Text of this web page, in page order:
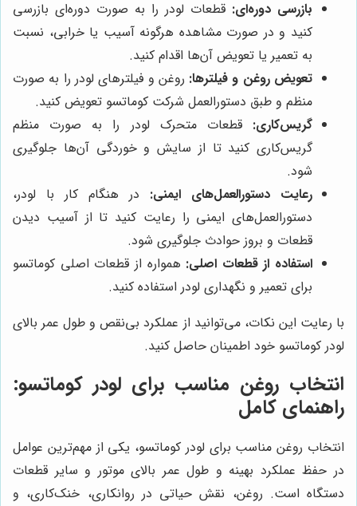
بازرسی دوره‌ای: قطعات لودر را به صورت دوره‌ای بازرسی
کنید و در صورت مشاهده هرگونه آسیب یا خرابی، نسبت
به تعمیر یا تعویض آن‌ها اقدام کنید.
تعویض روغن و فیلترها: روغن و فیلترهای لودر را به صورت
منظم و طبق دستورالعمل شرکت کوماتسو تعویض کنید.
گریس‌کاری: قطعات متحرک لودر را به صورت منظم
گریس‌کاری کنید تا از سایش و خوردگی آن‌ها جلوگیری
شود.
رعایت دستورالعمل‌های ایمنی: در هنگام کار با لودر،
دستورالعمل‌های ایمنی را رعایت کنید تا از آسیب دیدن
قطعات و بروز حوادث جلوگیری شود.
استفاده از قطعات اصلی: همواره از قطعات اصلی کوماتسو
برای تعمیر و نگهداری لودر استفاده کنید.
با رعایت این نکات، می‌توانید از عملکرد بی‌نقص و طول عمر بالای
لودر کوماتسو خود اطمینان حاصل کنید.
انتخاب روغن مناسب برای لودر کوماتسو:
راهنمای کامل
انتخاب روغن مناسب برای لودر کوماتسو، یکی از مهم‌ترین عوامل
در حفظ عملکرد بهینه و طول عمر بالای موتور و سایر قطعات
دستگاه است. روغن، نقش حیاتی در روانکاری، خنک‌کاری، و